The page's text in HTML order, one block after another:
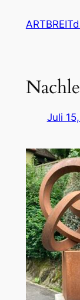
Inhalt
Juli